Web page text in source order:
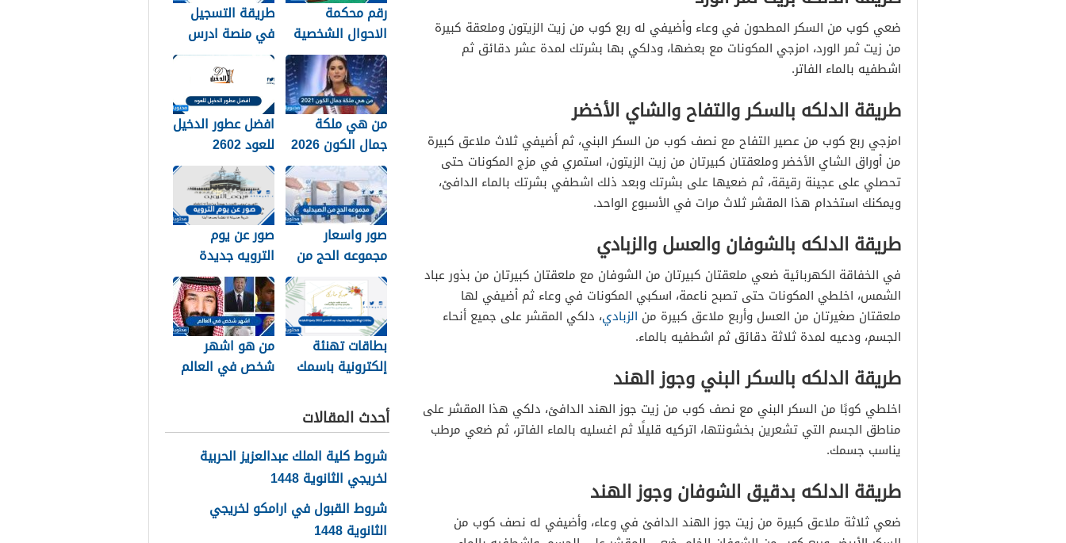
البابايا والموز
جل الصبار
دقيق الشوفان
ضعي كوب من السكر المطحون في وعاء وأضيفي له ربع كوب من زيت الزيتون وملعقة كبيرة
من زيت ثمر الورد، امزجي المكونات مع بعضها، ودلكي بها بشرتك لمدة عشر دقائق ثم
اشطفيه بالماء الفاتر.
طريقة الدلكه بالسكر والتفاح والشاي الأخضر
امزجي ربع كوب من عصير التفاح مع نصف كوب من السكر البني، ثم أضيفي ثلاث ملاعق كبيرة
من أوراق الشاي الأخضر وملعقتان كبيرتان من زيت الزيتون، استمري في مزج المكونات حتى
تحصلي على عجينة رقيقة، ثم ضعيها على بشرتك وبعد ذلك اشطفي بشرتك بالماء الدافئ،
ويمكنك استخدام هذا المقشر ثلاث مرات في الأسبوع الواحد.
طريقة الدلكه بالشوفان والعسل والزبادي
في الخفاقة الكهربائية ضعي ملعقتان كبيرتان من الشوفان مع ملعقتان كبيرتان من بذور عباد
الشمس، اخلطي المكونات حتى تصبح ناعمة، اسكبي المكونات في وعاء ثم أضيفي لها
ملعقتان صغيرتان من العسل وأربع ملاعق كبيرة من الزبادي، دلكي المقشر على جميع أنحاء
الجسم، ودعيه لمدة ثلاثة دقائق ثم اشطفيه بالماء.
طريقة الدلكه بالسكر البني وجوز الهند
اخلطي كوبًا من السكر البني مع نصف كوب من زيت جوز الهند الدافئ، دلكي هذا المقشر على
مناطق الجسم التي تشعرين بخشونتها، اتركيه قليلًا ثم اغسليه بالماء الفاتر، ثم ضعي مرطب
يناسب جسمك.
طريقة الدلكه بدقيق الشوفان وجوز الهند
ضعي ثلاثة ملاعق كبيرة من زيت جوز الهند الدافئ في وعاء، وأضيفي له نصف كوب من
رقم محكمة
الاحوال الشخصية
بجدة 1448
طريقة التسجيل
في منصة ادرس
في السعودية
1448
من هي ملكة
جمال الكون 2026
افضل عطور الدخيل
للعود 2602
صور واسعار
مجموعه الحج من
الصيدليه 2026
صور عن يوم
الترويه جديدة
ومميزة 2026
بطاقات تهنئة
إلكترونية باسمك
جاهزة للطباعة
من هو اشهر
شخص في العالم
أحدث المقالات
شروط كلية الملك عبدالعزيز الحربية
لخريجي الثانوية 1448
شروط القبول في ارامكو لخريجي
الثانوية 1448